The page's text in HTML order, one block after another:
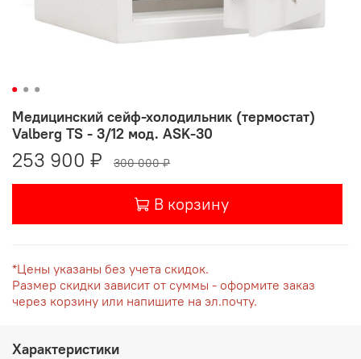
Медицинский сейф-холодильник (термостат)
Valberg TS - 3/12 мод. ASK-30
253 900 ₽ 300 000 ₽
В корзину
*Цены указаны без учета скидок.
Размер скидки зависит от суммы - оформите заказ
через корзину или напишите на эл.почту.
Характеристики